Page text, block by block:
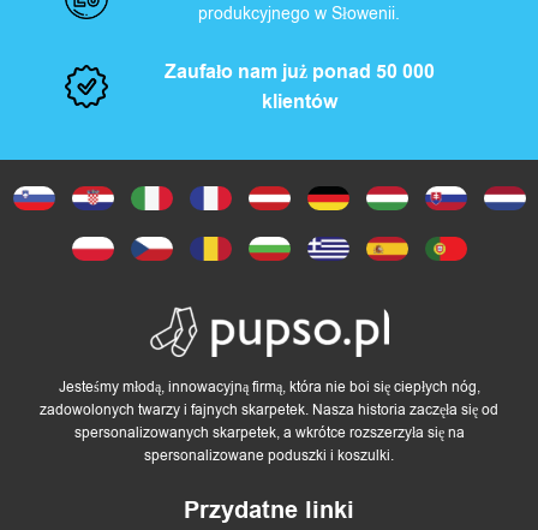
produkcyjnego w Słowenii.
Zaufało nam już ponad 50 000
klientów
Jesteśmy młodą, innowacyjną firmą, która nie boi się ciepłych nóg,
zadowolonych twarzy i fajnych skarpetek. Nasza historia zaczęła się od
spersonalizowanych skarpetek, a wkrótce rozszerzyła się na
spersonalizowane poduszki i koszulki.
Przydatne linki